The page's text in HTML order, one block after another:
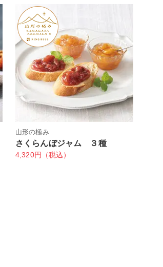
山形の極み
さくらんぼジャム ３種
4,320円（税込）